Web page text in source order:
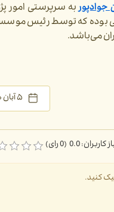
به سرپرستی امور
بوده که توسط رئیس
می‌باشد.
۵ آبان ۱۴۰۰
0.0 (0 رای)
کنید.